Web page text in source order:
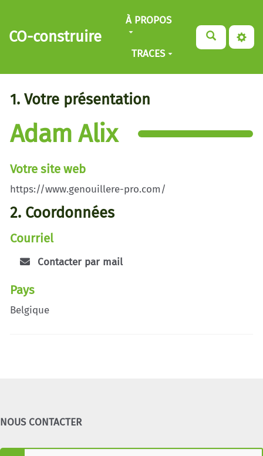
Aller au contenu principal
CO-construire
À PROPOS
TRACES
1. Votre présentation
Adam Alix
Votre site web
https://www.genouillere-pro.com/
2. Coordonnées
Courriel
Contacter par mail
Pays
Belgique
NOUS CONTACTER